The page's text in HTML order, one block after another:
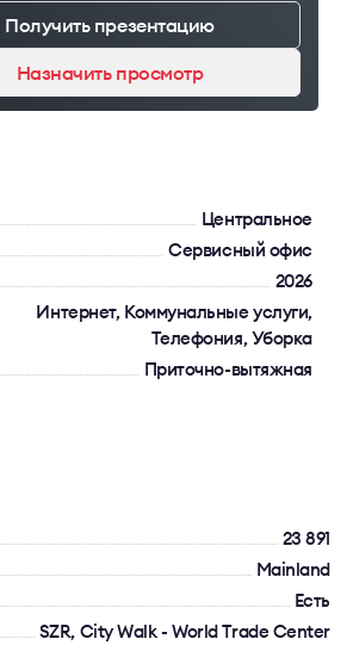
Получить презентацию
Назначить просмотр
Центральное
Сервисный офис
2026
Интернет, Коммунальные услуги,
Телефония, Уборка
Приточно-вытяжная
23 891
Mainland
Есть
SZR, City Walk - World Trade Center